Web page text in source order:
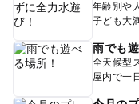
年齢別や
子ども大
雨でも
全天候型
屋内で一